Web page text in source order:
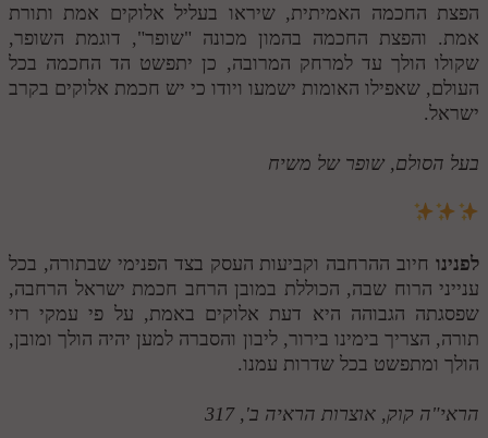
הפצת החכמה האמיתית, שיראו בעליל אלוקים אמת ותורת
אמת. והפצת החכמה בהמון מכונה "שופר", דוגמת השופר,
שקולו הולך עד למרחק המרובה, כן יתפשט הד החכמה בכל
העולם, שאפילו האומות ישמעו ויודו כי יש חכמת אלוקים בקרב
ישראל.
בעל הסולם, שופר של משיח
לפנינו חיוב ההרחבה וקביעות העסק בצד הפנימי שבתורה, בכל
ענייני הרוח שבה, הכוללת במובן הרחב חכמת ישראל הרחבה,
שפסגתה הגבוהה היא דעת אלוקים באמת, על פי עמקי רזי
תורה, הצריך בימינו בירור, ליבון והסברה למען יהיה הולך ומובן,
הולך ומתפשט בכל שדרות עמנו.
הראי"ה קוק, אוצרות הראיה ב', 317